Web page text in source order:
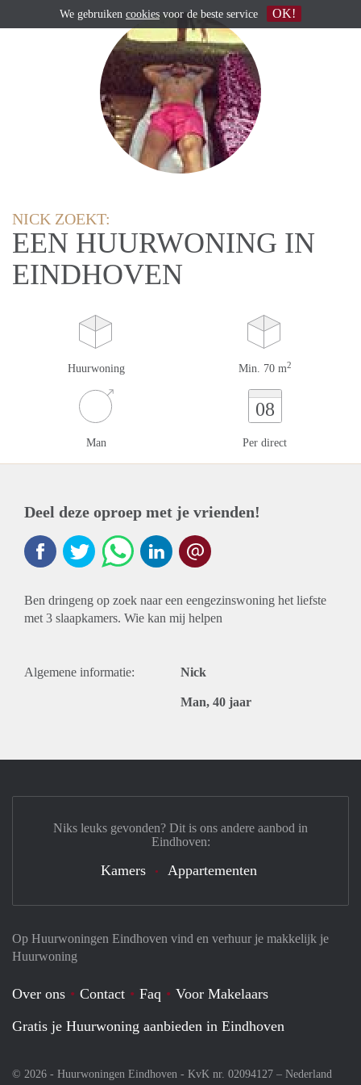
NICK ZOEKT:
EEN HUURWONING IN
EINDHOVEN
Huurwoning Min. 70 m2
Man
08
Per direct
Deel deze oproep met je vrienden!
Ben dringeng op zoek naar een eengezinswoning het liefste
met 3 slaapkamers. Wie kan mij helpen
Algemene informatie: Nick
Man, 40 jaar
Op Huurwoningen Eindhoven vind en verhuur je makkelijk je
Huurwoning
Over ons Contact Faq
Voor Makelaars
Gratis je Huurwoning aanbieden in Eindhoven
© 2026 - Huurwoningen Eindhoven - KvK nr. 02094127 – Nederland
Niks leuks gevonden? Dit is ons andere aanbod in
Eindhoven:
Kamers Appartementen
We gebruiken cookies voor de beste service OK!